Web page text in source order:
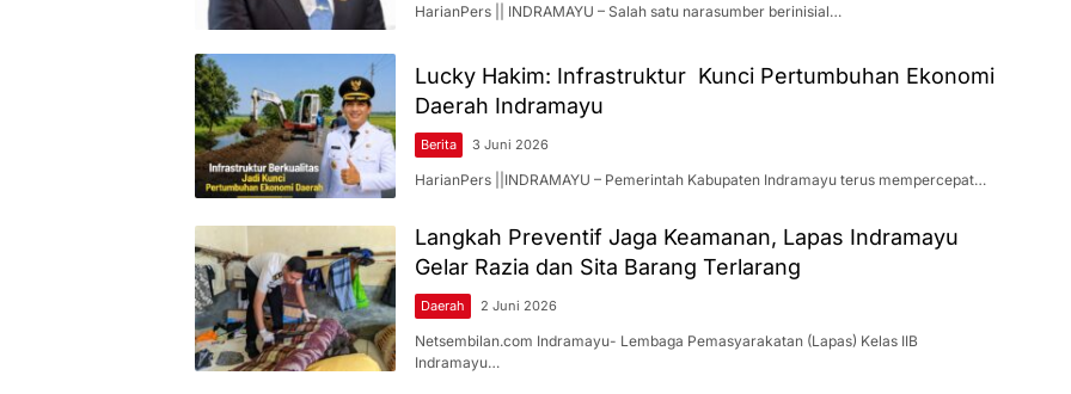
HarianPers || INDRAMAYU – Salah satu narasumber berinisial…
Lucky Hakim: Infrastruktur Kunci Pertumbuhan Ekonomi
Daerah Indramayu
Berita 3 Juni 2026
HarianPers ||INDRAMAYU – Pemerintah Kabupaten Indramayu terus mempercepat…
Langkah Preventif Jaga Keamanan, Lapas Indramayu
Gelar Razia dan Sita Barang Terlarang
Daerah 2 Juni 2026
Netsembilan.com Indramayu- Lembaga Pemasyarakatan (Lapas) Kelas IIB
Indramayu…